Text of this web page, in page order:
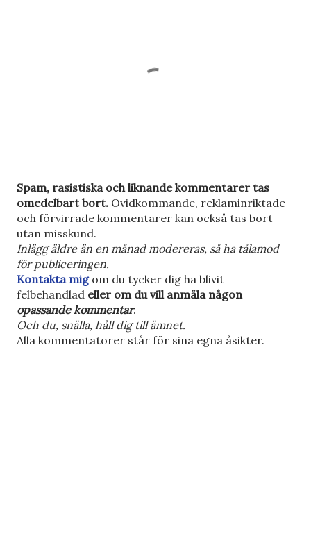
S
k
i
c
k
a
e
n
k
o
m
Spam, rasistiska och liknande kommentarer tas
omedelbart bort. Ovidkommande, reklaminriktade
och förvirrade kommentarer kan också tas bort
utan misskund.
Inlägg äldre än en månad modereras, så ha tålamod
för publiceringen.
Kontakta migom du tycker dig ha blivit
felbehandlad eller om du vill anmäla någon
opassande kommentar.
Och du, snälla, håll dig till ämnet.
Alla kommentatorer står för sina egna åsikter.